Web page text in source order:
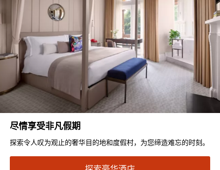
尽情享受非凡假期
探索令人叹为观止的奢华目的地和度假村，为您缔造难忘的时刻。